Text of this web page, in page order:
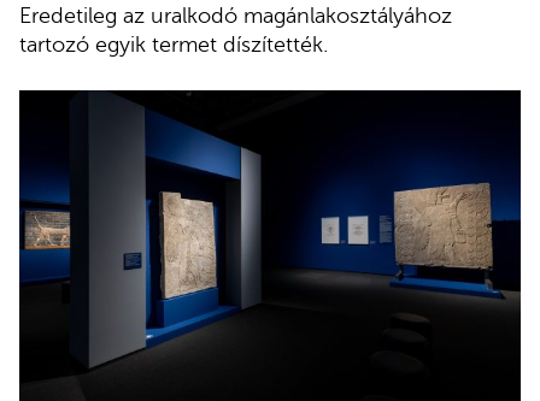
Eredetileg az uralkodó magánlakosztályához
tartozó egyik termet díszítették.